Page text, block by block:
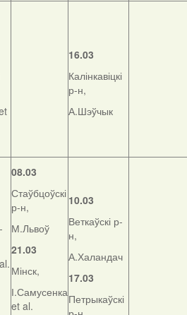
16.03
Калінкавіцкі
р-н,
А.Шэўчык
08.03
Стаўбцоўскі
р-н,
М.Львоў
21.03
Мінск,
І.Самусенка
et al.
10.03
Веткаўскі р-
н,
А.Халандач
17.03
Петрыкаўскі